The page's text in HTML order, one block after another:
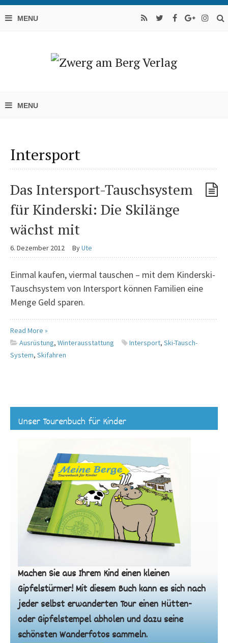
Intersport
Das Intersport-Tauschsystem
für Kinderski: Die Skilänge
wächst mit
6. Dezember 2012 ByUte
Einmal kaufen, viermal tauschen – mit dem Kinderski-
Tauschsystem von Intersport können Familien eine
Menge Geld sparen.
Read More »
Ausrüstung, Winterausstattung Intersport, Ski-Tausch-
System, Skifahren
Unser Tourenbuch für Kinder
Machen Sie aus Ihrem Kind einen kleinen
Gipfelstürmer! Mit diesem Buch kann es sich nach
jeder selbst erwanderten Tour einen Hütten-
oder Gipfelstempel abholen und dazu seine
schönsten Wanderfotos sammeln.